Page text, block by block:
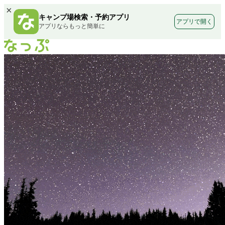
×
キャンプ場検索・予約アプリ
アプリならもっと簡単に
アプリで開く